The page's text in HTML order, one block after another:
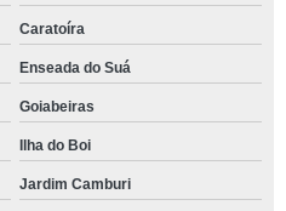
Caratoíra
Enseada do Suá
Goiabeiras
Ilha do Boi
Jardim Camburi